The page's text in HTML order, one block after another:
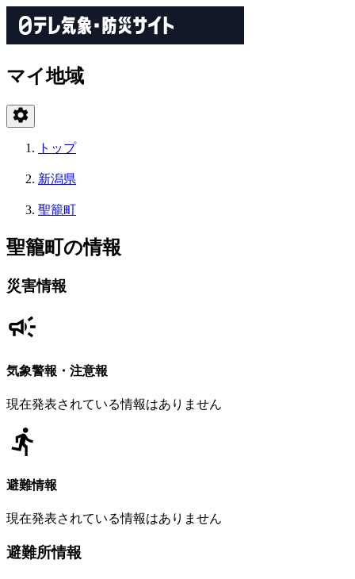
マイ地域
トップ
新潟県
聖籠町
聖籠町の情報
災害情報
気象警報・注意報
現在発表されている情報はありません
避難情報
現在発表されている情報はありません
避難所情報